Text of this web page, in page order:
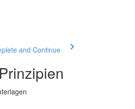
and Continue